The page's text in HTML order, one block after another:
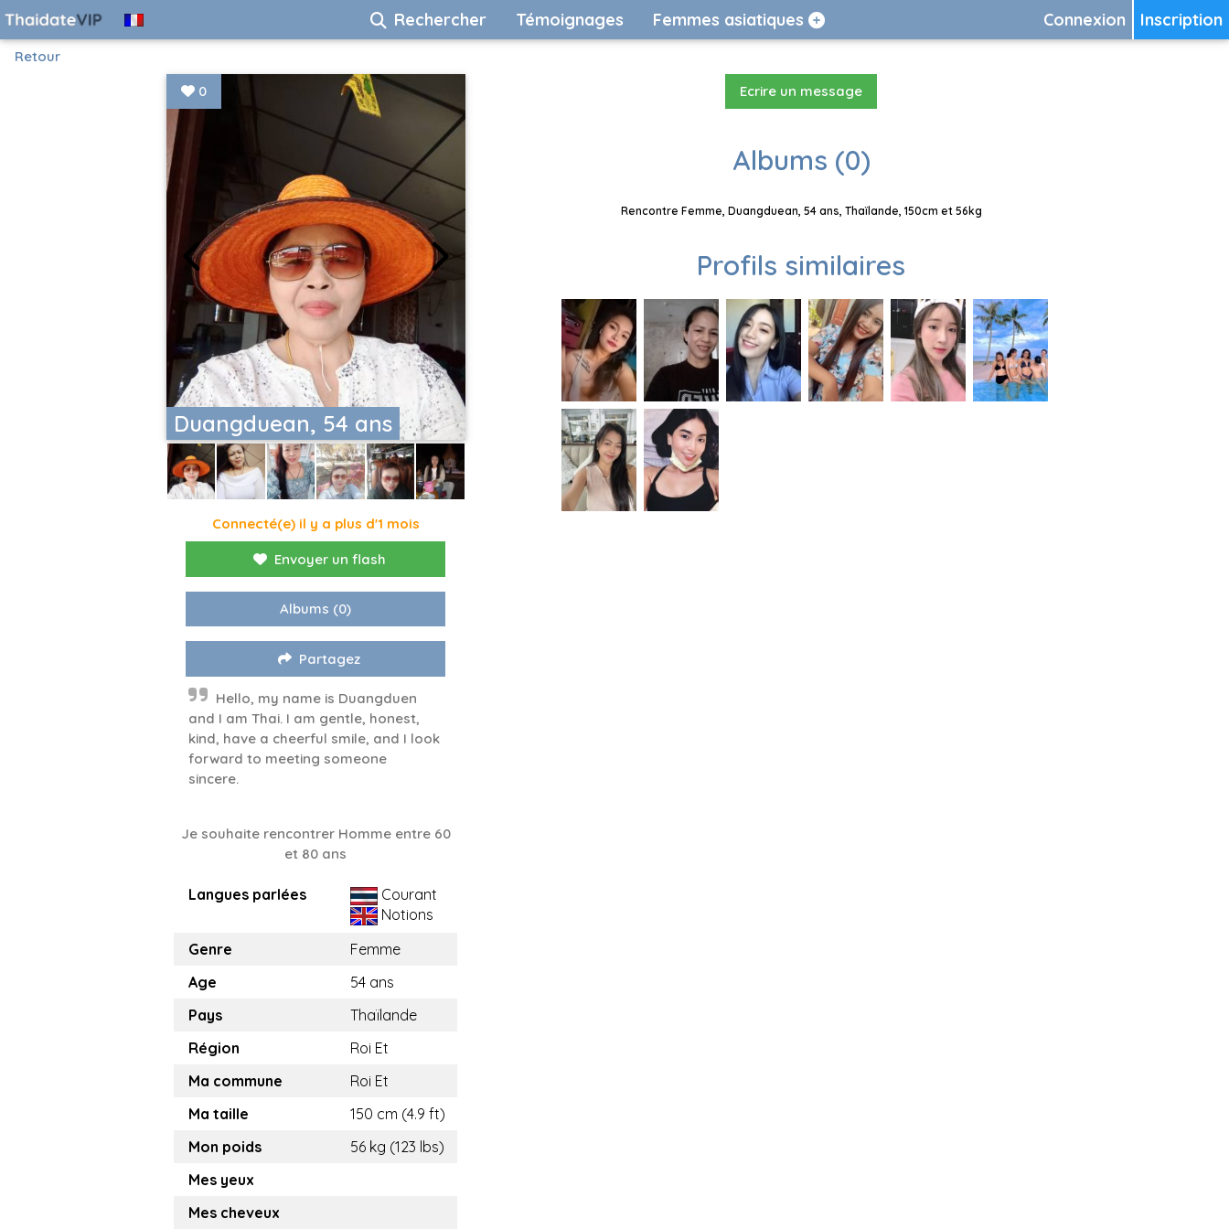
Inscription
Connexion
Rechercher Témoignages Femmes asiatiques
Retour
Duangduean, 54 ans
0
Connecté(e) il y a plus d'1 mois
Envoyer un flash
Albums (0)
Partagez
Hello, my name is Duangduen
and I am Thai. I am gentle, honest,
kind, have a cheerful smile, and I look
forward to meeting someone
sincere.
Je souhaite rencontrer Homme entre 60
et 80 ans
Langues parlées
Courant
Notions
Genre
Femme
Age
54 ans
Pays
Thaïlande
Région
Roi Et
Ma commune
Roi Et
Ma taille
150 cm (4.9 ft)
Mon poids
56 kg (123 lbs)
Mes yeux
Mes cheveux
Ecrire un message
Albums (0)
Rencontre Femme, Duangduean, 54 ans, Thaïlande, 150cm et 56kg
Profils similaires